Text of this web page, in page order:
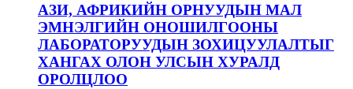
АЗИ, АФРИКИЙН ОРНУУДЫН МАЛ
ЭМНЭЛГИЙН ОНОШИЛГООНЫ
ЛАБОРАТОРУУДЫН ЗОХИЦУУЛАЛТЫГ
ХАНГАХ ОЛОН УЛСЫН ХУРАЛД
ОРОЛЦЛОО